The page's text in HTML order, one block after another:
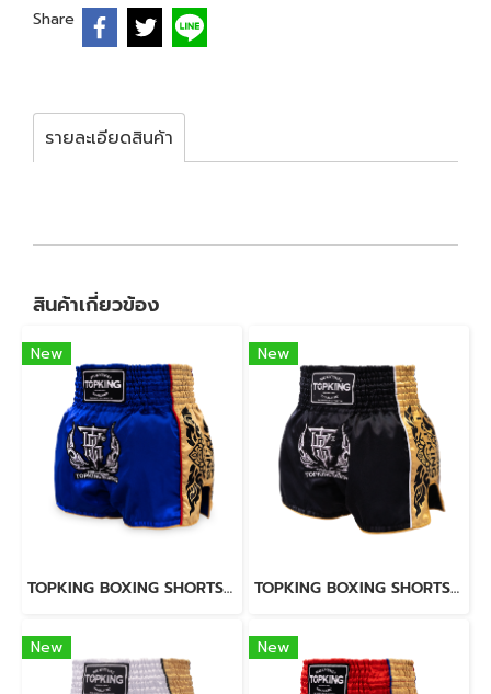
Share
รายละเอียดสินค้า
สินค้าเกี่ยวข้อง
New
TOPKING BOXING SHORTS BLUE 276
New
TOPKING BOXING SHORTS BLACK 276
New New